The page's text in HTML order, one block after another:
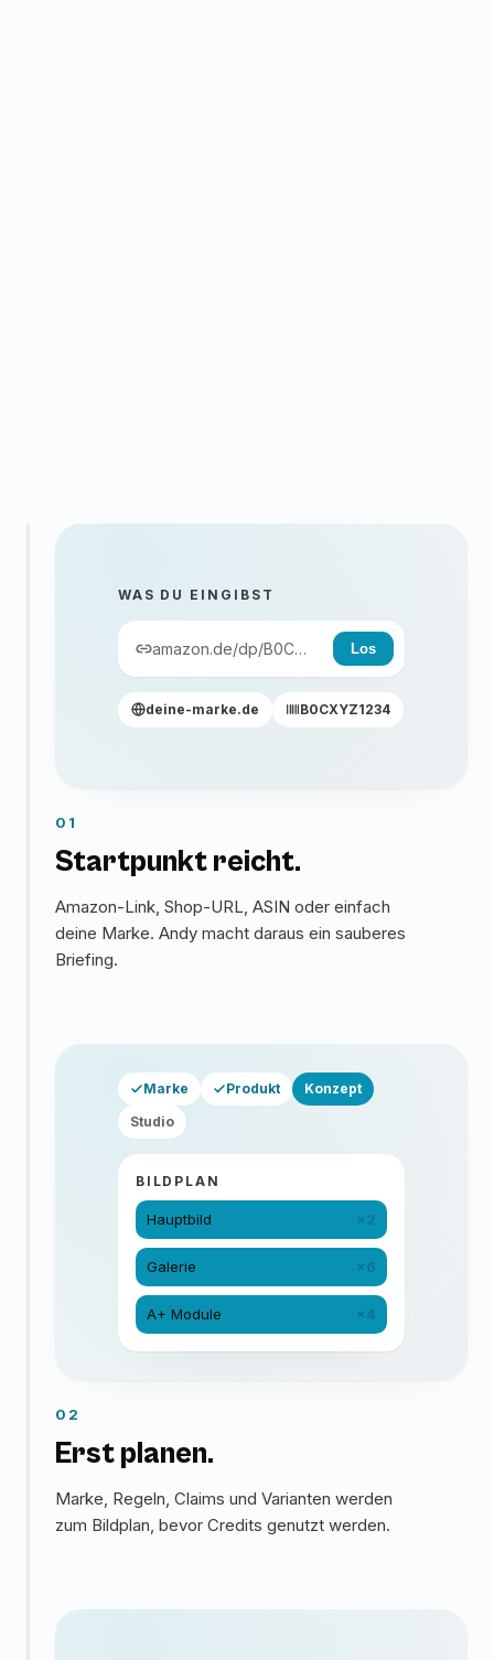
WAS DU EINGIBST
amazon.de/dp/B0C… Los
deine-marke.de B0CXYZ1234
01
Startpunkt reicht.
Amazon-Link, Shop-URL, ASIN oder einfach
deine Marke. Andy macht daraus ein sauberes
Briefing.
Marke Produkt
Konzept
Studio
BILDPLAN
Hauptbild ×2
Galerie ×6
A+ Module ×4
02
Erst planen.
Marke, Regeln, Claims und Varianten werden
zum Bildplan, bevor Credits genutzt werden.